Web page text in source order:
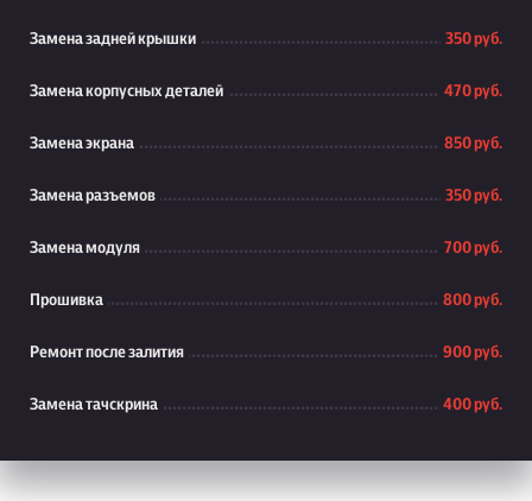
Замена задней крышки 350 руб.
Замена корпусных деталей 470 руб.
Замена экрана 850 руб.
Замена разъемов 350 руб.
Замена модуля 700 руб.
Прошивка 800 руб.
Ремонт после залития 900 руб.
Замена тачскрина 400 руб.